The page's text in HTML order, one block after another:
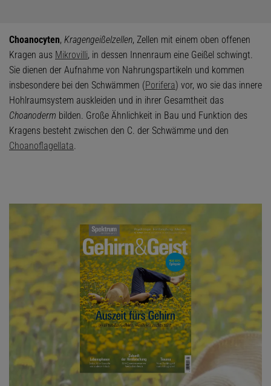
Choanocyten, Kragengeißelzellen, Zellen mit einem oben offenen
Kragen aus Mikrovilli, in dessen Innenraum eine Geißel schwingt.
Sie dienen der Aufnahme von Nahrungspartikeln und kommen
insbesondere bei den Schwämmen (Porifera) vor, wo sie das innere
Hohlraumsystem auskleiden und in ihrer Gesamtheit das
Choanoderm bilden. Große Ähnlichkeit in Bau und Funktion des
Kragens besteht zwischen den C. der Schwämme und den
Choanoflagellata.